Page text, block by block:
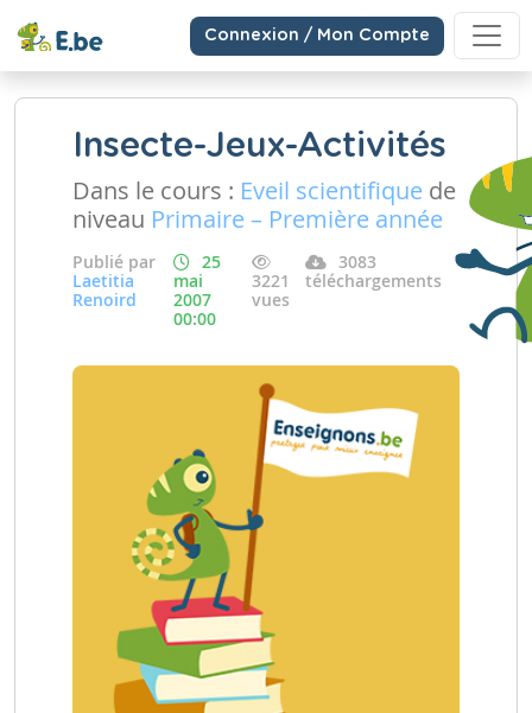
Connexion / Mon Compte
Insecte-Jeux-Activités
Dans le cours : Eveil scientifique de
niveau Primaire – Première année
Publié par
Laetitia
Renoird
25
mai
2007
00:00
3221
vues
3083
téléchargements